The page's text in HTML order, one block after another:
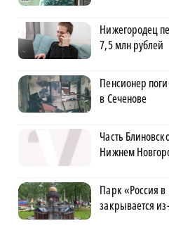
Нижегородец
7,5 млн рублей
Пенсионер
в Сеченове
Часть
Нижнем
Парк «Россия
закрывается